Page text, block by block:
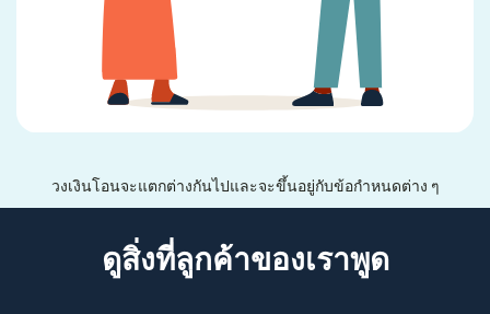
วงเงินโอนจะแตกต่างกันไปและจะขึ้นอยู่กับข้อกำหนดต่าง ๆ
ดูสิ่งที่ลูกค้าของเราพูด